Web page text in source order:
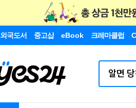
외국도서 중고샵 eBook 크레마클럽